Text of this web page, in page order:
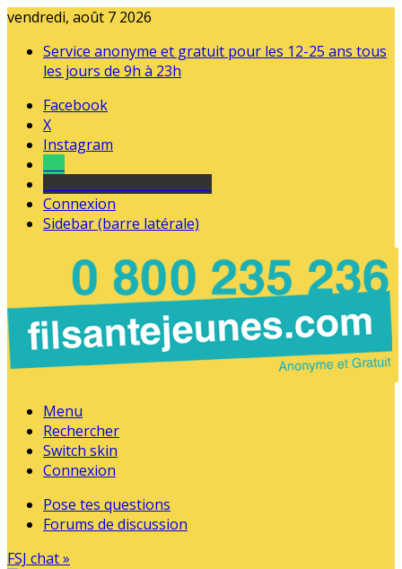
vendredi, août 7 2026
Service anonyme et gratuit pour les 12-25 ans tous
les jours de 9h à 23h
Facebook
X
Instagram
Connexion
Sidebar (barre latérale)
Menu
Rechercher
Switch skin
Connexion
Pose tes questions
Forums de discussion
FSJ chat »